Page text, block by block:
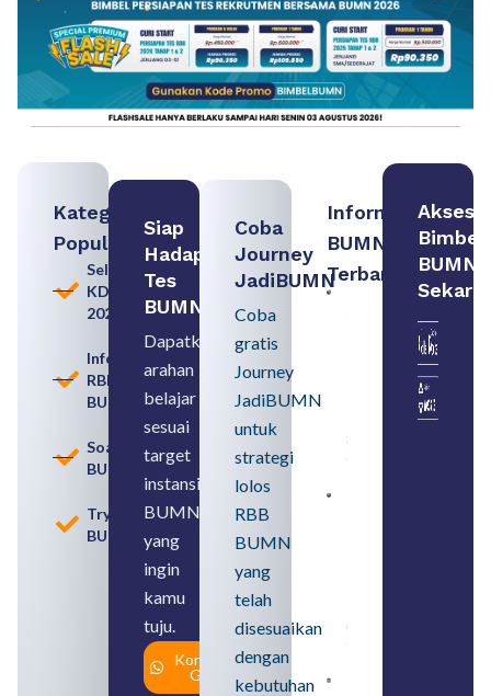
Kategori
Populer
Seleksi
KDKMP
2026
Informasi
RBB
BUMN
Soal
BUMN
Tryout
BUMN
Siap
Hadapi
Tes
BUMN
Dapatkan
arahan
belajar
sesuai
target
instansi
BUMN
yang
ingin
kamu
tuju.
Konsultasi
Gratis
Coba
Journey
JadiBUMN
Coba
gratis
Journey
JadiBUMN
untuk
strategi
lolos
RBB
BUMN
yang
telah
disesuaikan
dengan
kebutuhan
Informasi
BUMN
Terbaru:
Persiapan
Seleksi
Rekrutmen
Memahami
August 8,
August 6,
Akses
Bimbel
BUMN